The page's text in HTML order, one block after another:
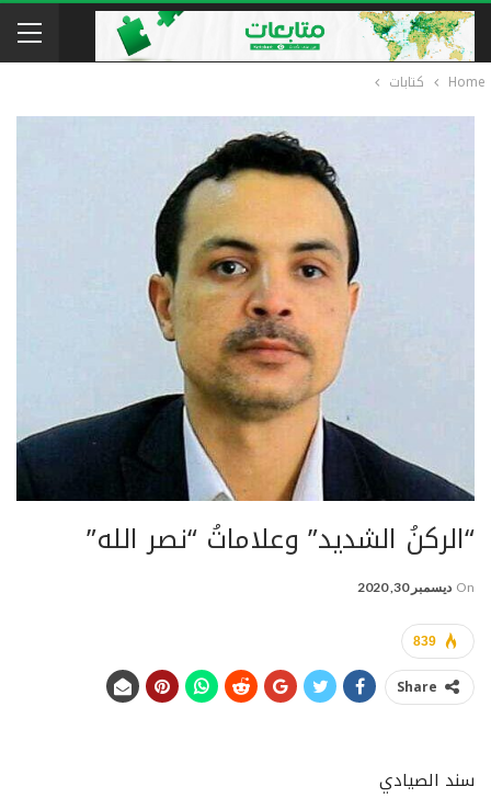
Home كتابات
“الركنُ الشديد” وعلاماتُ “نصر الله”
On ديسمبر 30, 2020
839
Share
سند الصيادي